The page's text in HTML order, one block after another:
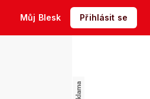
Můj Blesk Přihlásit se